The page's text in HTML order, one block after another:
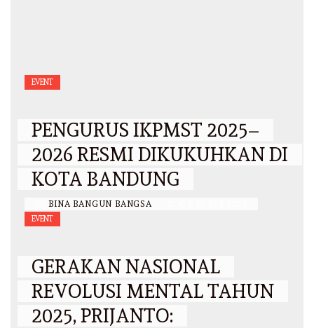
EVENT
PENGURUS IKPMST 2025–
2026 RESMI DIKUKUHKAN DI
KOTA BANDUNG
BINA BANGUN BANGSA
EVENT
GERAKAN NASIONAL
REVOLUSI MENTAL TAHUN
2025, PRIJANTO: